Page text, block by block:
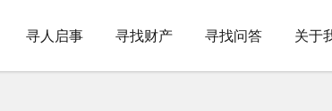
寻人启事 寻找财产 寻找问答 关于